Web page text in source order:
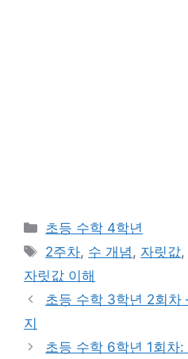
카
테
리
초등 수학 4학년
태
그
2주차, 수 개념, 자릿값,
자릿값 이해
초등 수학 3학년 2회차
지
초등 수학 6학년 1회차